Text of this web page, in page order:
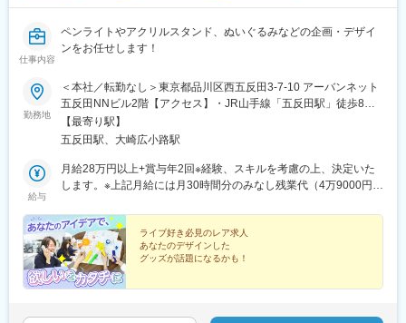
仕事内容
ペンライトやアクリルスタンド、ぬいぐるみなどの企画・デザイ
ンをお任せします！
勤務地
＜本社／転勤なし＞東京都品川区西五反田3-7-10 アーバンネット
五反田NNビル2階【アクセス】・JR山手線「五反田駅」徒歩8
分・都営浅草線「五反田駅」徒歩8分・東急池上線「大崎広小路
駅」徒歩8分・東急目黒線「不動前駅」徒歩5分※年1回程度、生産
です）
【最寄り駅】
五反田駅、大崎広小路駅
給与
月給28万円以上+賞与年2回※経験、スキルを考慮の上、決定いた
します。※上記月給には月30時間分のみなし残業代（4万9000円以
ライブ好き必見のレア求人
あなたのデザインした
グッズが話題になるかも！